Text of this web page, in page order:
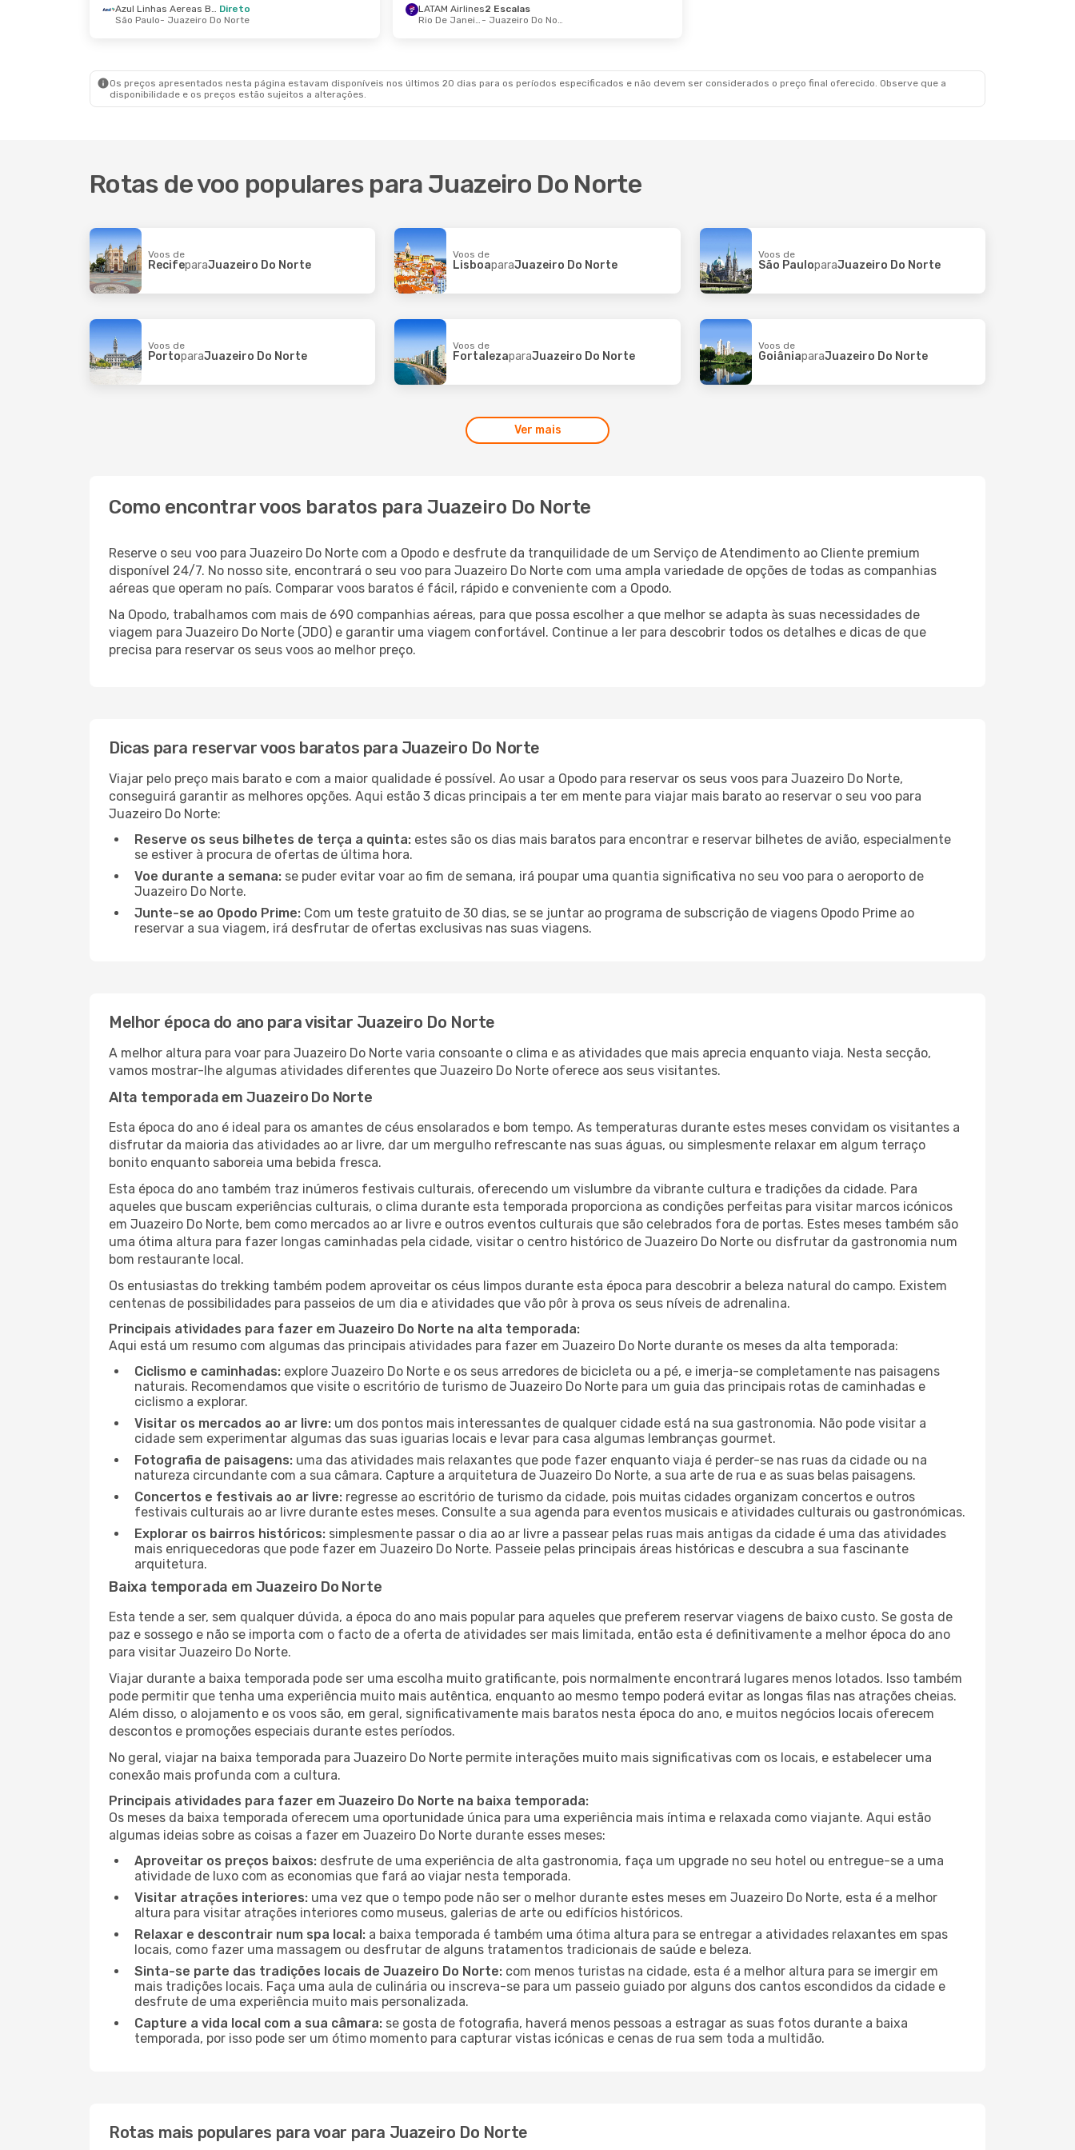
- Qui., 8 De Out. - Qui., 10 De Set.
Azul Linhas Aereas Brasileiras Direto
São Paulo- Juazeiro Do Norte
LATAM Airlines2 Escalas
Rio De Janeiro
- Juazeiro Do Norte
Os preços apresentados nesta página estavam disponíveis nos últimos 20 dias para os períodos especificados e não devem ser considerados o preço final oferecido. Observe que a
disponibilidade e os preços estão sujeitos a alterações.
Rotas de voo populares para Juazeiro Do Norte
Voos de
RecifeparaJuazeiro Do Norte
Voos de
LisboaparaJuazeiro Do Norte
Voos de
São PauloparaJuazeiro Do Norte
Voos de
PortoparaJuazeiro Do Norte
Voos de
FortalezaparaJuazeiro Do Norte
Voos de
GoiâniaparaJuazeiro Do Norte
Ver mais
Como encontrar voos baratos para Juazeiro Do Norte
Reserve o seu voo para Juazeiro Do Norte com a Opodo e desfrute da tranquilidade de um Serviço de Atendimento ao Cliente premium
disponível 24/7. No nosso site, encontrará o seu voo para Juazeiro Do Norte com uma ampla variedade de opções de todas as companhias
aéreas que operam no país. Comparar voos baratos é fácil, rápido e conveniente com a Opodo.
Na Opodo, trabalhamos com mais de 690 companhias aéreas, para que possa escolher a que melhor se adapta às suas necessidades de
viagem para Juazeiro Do Norte (JDO) e garantir uma viagem confortável. Continue a ler para descobrir todos os detalhes e dicas de que
precisa para reservar os seus voos ao melhor preço.
Dicas para reservar voos baratos para Juazeiro Do Norte
Viajar pelo preço mais barato e com a maior qualidade é possível. Ao usar a Opodo para reservar os seus voos para Juazeiro Do Norte,
conseguirá garantir as melhores opções. Aqui estão 3 dicas principais a ter em mente para viajar mais barato ao reservar o seu voo para
Juazeiro Do Norte:
Reserve os seus bilhetes de terça a quinta: estes são os dias mais baratos para encontrar e reservar bilhetes de avião, especialmente
se estiver à procura de ofertas de última hora.
Voe durante a semana: se puder evitar voar ao fim de semana, irá poupar uma quantia significativa no seu voo para o aeroporto de
Juazeiro Do Norte.
Junte-se ao Opodo Prime: Com um teste gratuito de 30 dias, se se juntar ao programa de subscrição de viagens Opodo Prime ao
reservar a sua viagem, irá desfrutar de ofertas exclusivas nas suas viagens.
Melhor época do ano para visitar Juazeiro Do Norte
A melhor altura para voar para Juazeiro Do Norte varia consoante o clima e as atividades que mais aprecia enquanto viaja. Nesta secção,
vamos mostrar-lhe algumas atividades diferentes que Juazeiro Do Norte oferece aos seus visitantes.
Alta temporada em Juazeiro Do Norte
Esta época do ano é ideal para os amantes de céus ensolarados e bom tempo. As temperaturas durante estes meses convidam os visitantes a
disfrutar da maioria das atividades ao ar livre, dar um mergulho refrescante nas suas águas, ou simplesmente relaxar em algum terraço
bonito enquanto saboreia uma bebida fresca.
Esta época do ano também traz inúmeros festivais culturais, oferecendo um vislumbre da vibrante cultura e tradições da cidade. Para
aqueles que buscam experiências culturais, o clima durante esta temporada proporciona as condições perfeitas para visitar marcos icónicos
em Juazeiro Do Norte, bem como mercados ao ar livre e outros eventos culturais que são celebrados fora de portas. Estes meses também são
uma ótima altura para fazer longas caminhadas pela cidade, visitar o centro histórico de Juazeiro Do Norte ou disfrutar da gastronomia num
bom restaurante local.
Os entusiastas do trekking também podem aproveitar os céus limpos durante esta época para descobrir a beleza natural do campo. Existem
centenas de possibilidades para passeios de um dia e atividades que vão pôr à prova os seus níveis de adrenalina.
Principais atividades para fazer em Juazeiro Do Norte na alta temporada:
Aqui está um resumo com algumas das principais atividades para fazer em Juazeiro Do Norte durante os meses da alta temporada:
Ciclismo e caminhadas: explore Juazeiro Do Norte e os seus arredores de bicicleta ou a pé, e imerja-se completamente nas paisagens
naturais. Recomendamos que visite o escritório de turismo de Juazeiro Do Norte para um guia das principais rotas de caminhadas e
ciclismo a explorar.
Visitar os mercados ao ar livre: um dos pontos mais interessantes de qualquer cidade está na sua gastronomia. Não pode visitar a
cidade sem experimentar algumas das suas iguarias locais e levar para casa algumas lembranças gourmet.
Fotografia de paisagens: uma das atividades mais relaxantes que pode fazer enquanto viaja é perder-se nas ruas da cidade ou na
natureza circundante com a sua câmara. Capture a arquitetura de Juazeiro Do Norte, a sua arte de rua e as suas belas paisagens.
Concertos e festivais ao ar livre: regresse ao escritório de turismo da cidade, pois muitas cidades organizam concertos e outros
festivais culturais ao ar livre durante estes meses. Consulte a sua agenda para eventos musicais e atividades culturais ou gastronómicas.
Explorar os bairros históricos: simplesmente passar o dia ao ar livre a passear pelas ruas mais antigas da cidade é uma das atividades
mais enriquecedoras que pode fazer em Juazeiro Do Norte. Passeie pelas principais áreas históricas e descubra a sua fascinante
arquitetura.
Baixa temporada em Juazeiro Do Norte
Esta tende a ser, sem qualquer dúvida, a época do ano mais popular para aqueles que preferem reservar viagens de baixo custo. Se gosta de
paz e sossego e não se importa com o facto de a oferta de atividades ser mais limitada, então esta é definitivamente a melhor época do ano
para visitar Juazeiro Do Norte.
Viajar durante a baixa temporada pode ser uma escolha muito gratificante, pois normalmente encontrará lugares menos lotados. Isso também
pode permitir que tenha uma experiência muito mais autêntica, enquanto ao mesmo tempo poderá evitar as longas filas nas atrações cheias.
Além disso, o alojamento e os voos são, em geral, significativamente mais baratos nesta época do ano, e muitos negócios locais oferecem
descontos e promoções especiais durante estes períodos.
No geral, viajar na baixa temporada para Juazeiro Do Norte permite interações muito mais significativas com os locais, e estabelecer uma
conexão mais profunda com a cultura.
Principais atividades para fazer em Juazeiro Do Norte na baixa temporada:
Os meses da baixa temporada oferecem uma oportunidade única para uma experiência mais íntima e relaxada como viajante. Aqui estão
algumas ideias sobre as coisas a fazer em Juazeiro Do Norte durante esses meses:
Aproveitar os preços baixos: desfrute de uma experiência de alta gastronomia, faça um upgrade no seu hotel ou entregue-se a uma
atividade de luxo com as economias que fará ao viajar nesta temporada.
Visitar atrações interiores: uma vez que o tempo pode não ser o melhor durante estes meses em Juazeiro Do Norte, esta é a melhor
altura para visitar atrações interiores como museus, galerias de arte ou edifícios históricos.
Relaxar e descontrair num spa local: a baixa temporada é também uma ótima altura para se entregar a atividades relaxantes em spas
locais, como fazer uma massagem ou desfrutar de alguns tratamentos tradicionais de saúde e beleza.
Sinta-se parte das tradições locais de Juazeiro Do Norte: com menos turistas na cidade, esta é a melhor altura para se imergir em
mais tradições locais. Faça uma aula de culinária ou inscreva-se para um passeio guiado por alguns dos cantos escondidos da cidade e
desfrute de uma experiência muito mais personalizada.
Capture a vida local com a sua câmara: se gosta de fotografia, haverá menos pessoas a estragar as suas fotos durante a baixa
temporada, por isso pode ser um ótimo momento para capturar vistas icónicas e cenas de rua sem toda a multidão.
Rotas mais populares para voar para Juazeiro Do Norte